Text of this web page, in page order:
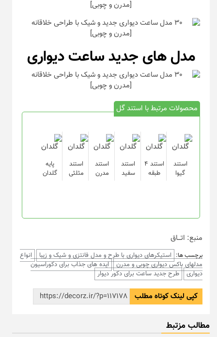
مدل های جدید ساعت دیواری
محصولات مرتبط با استند گل
استند
گیوا
استند ۴
طبقه
استند
سفید
استند
مدرن
استند
مثلثی
پایه
گلدان
منبع: اتـــاق
برچسب ها: استیکرهای دیواری با طرح و مدل فانتزی و شیک و زیبا
انواع
مدلهای باکس دیواری چوبی و مدرن
ایده های جذاب برای دکوراسیون
دیواری
طرح جدید ساعت برای دکور دیوار
کپی لینک کوتاه مطلب
مطالب مزتبط